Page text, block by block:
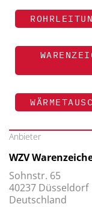
Anbieter
WZV
Sohnstr. 65
40237 Düsseldorf
Deutschland